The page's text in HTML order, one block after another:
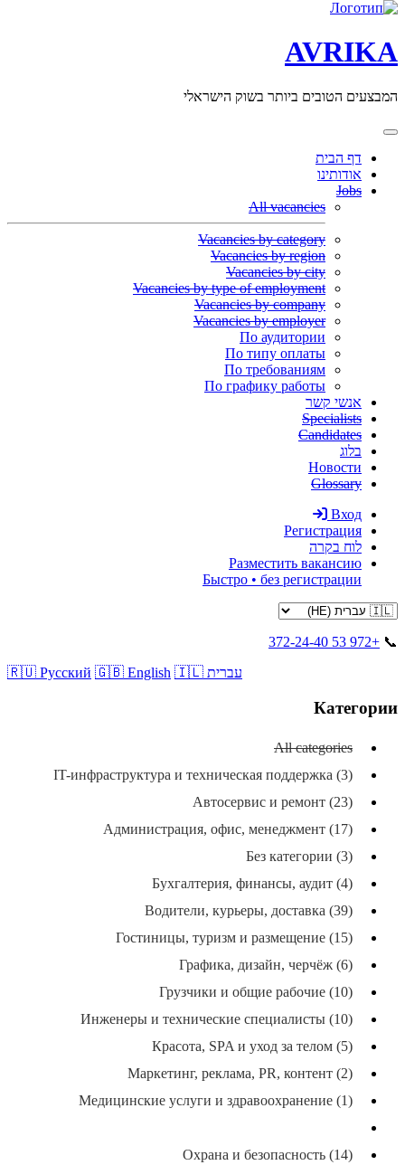
AVRIKA
המבצעים הטובים ביותר בשוק הישראלי
דף הבית
אודותינו
Jobs
All vacancies
Vacancies by category
Vacancies by region
Vacancies by city
Vacancies by type of employment
Vacancies by company
Vacancies by employer
По аудитории
По типу оплаты
По требованиям
По графику работы
אנשי קשר
Specialists
Candidates
בלוג
Новости
Glossary
Вход
Регистрация
לוח בקרה
Разместить вакансию
Быстро • без регистрации
📞
+972 53 372-24-40
🇷🇺 Русский 🇬🇧 English 🇮🇱 עברית
Категории
All categories
IT-инфраструктура и техническая поддержка (3)
Автосервис и ремонт (23)
Администрация, офис, менеджмент (17)
Без категории (3)
Бухгалтерия, финансы, аудит (4)
Водители, курьеры, доставка (39)
Гостиницы, туризм и размещение (15)
Графика, дизайн, черчёж (6)
Грузчики и общие рабочие (10)
Инженеры и технические специалисты (10)
Красота, SPA и уход за телом (5)
Маркетинг, реклама, PR, контент (2)
Медицинские услуги и здравоохранение (1)
Охрана и безопасность (14)